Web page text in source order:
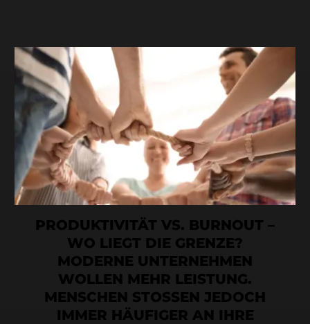
PRODUKTIVITÄT VS. BURNOUT –
WO LIEGT DIE GRENZE?
MODERNE UNTERNEHMEN
WOLLEN MEHR LEISTUNG.
MENSCHEN STOSSEN JEDOCH
IMMER HÄUFIGER AN IHRE